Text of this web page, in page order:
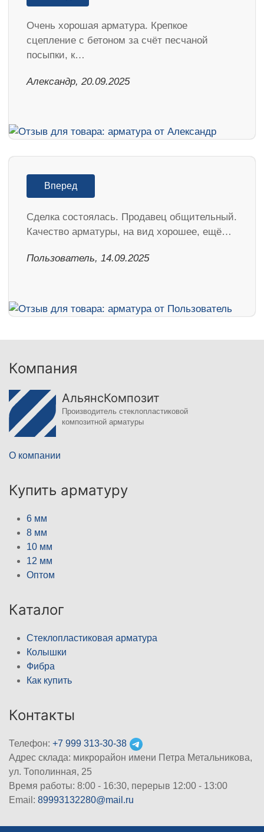
Очень хорошая арматура. Крепкое
сцепление с бетоном за счёт песчаной
посыпки, к…
Александр, 20.09.2025
Вперед
Сделка состоялась. Продавец общительный.
Качество арматуры, на вид хорошее, ещё…
Пользователь, 14.09.2025
Компания
АльянсКомпозит
Производитель стеклопластиковой
композитной арматуры
О компании
Купить арматуру
6 мм
8 мм
10 мм
12 мм
Оптом
Каталог
Стеклопластиковая арматура
Колышки
Фибра
Как купить
Контакты
Телефон: +7 999 313-30-38
Адрес склада: микрорайон имени Петра Метальникова,
ул. Тополинная, 25
Время работы: 8:00 - 16:30, перерыв 12:00 - 13:00
Email: 89993132280@mail.ru